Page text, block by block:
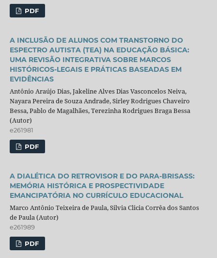
PDF
A INCLUSÃO DE ALUNOS COM TRANSTORNO DO
ESPECTRO AUTISTA (TEA) NA EDUCAÇÃO BÁSICA:
UMA REVISÃO INTEGRATIVA SOBRE MARCOS
HISTÓRICOS-LEGAIS E PRÁTICAS BASEADAS EM
EVIDÊNCIAS
Antônio Araújo Dias, Jakeline Alves Dias Vasconcelos Neiva,
Nayara Pereira de Souza Andrade, Sirley Rodrigues Chaveiro
Bessa, Pablo de Magalhães, Terezinha Rodrigues Braga Bessa
(Autor)
e261981
PDF
A DIALÉTICA DO RETROVISOR E DO PARA-BRISASS:
MEMÓRIA HISTÓRICA E PROSPECTIVIDADE
EMANCIPATÓRIA NO CURRÍCULO EDUCACIONAL
Marco Antônio Teixeira de Paula, Silvia Clicia Corrêa dos Santos
de Paula (Autor)
e261989
PDF